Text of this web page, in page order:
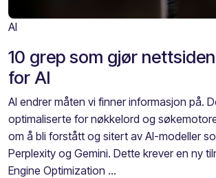
AI
10 grep som gjør
for AI
AI endrer måten vi finner informasjon på.
optimaliserte for nøkkelord og
om å bli forstått og sitert av AI-modeller
Perplexity og Gemini. Dette krever en ny
Engine Optimization ...